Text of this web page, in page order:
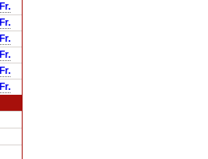
Fr.
Fr.
Fr.
Fr.
Fr.
Fr.